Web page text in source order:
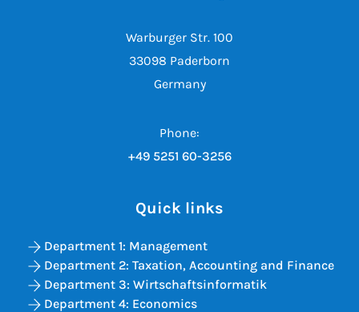
Warburger Str. 100
33098 Paderborn
Germany
Phone:
+49 5251 60-3256
Quick links
Department 1: Management
Department 2: Taxation, Accounting and Finance
Department 3: Wirtschaftsinformatik
Department 4: Economics